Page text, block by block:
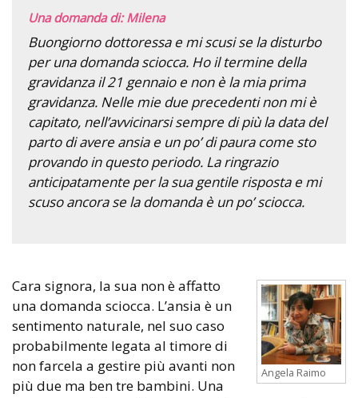
Una domanda di: Milena
Buongiorno dottoressa e mi scusi se la disturbo
per una domanda sciocca. Ho il termine della
gravidanza il 21 gennaio e non è la mia prima
gravidanza. Nelle mie due precedenti non mi è
capitato, nell’avvicinarsi sempre di più la data del
parto di avere ansia e un po’ di paura come sto
provando in questo periodo. La ringrazio
anticipatamente per la sua gentile risposta e mi
scuso ancora se la domanda è un po’ sciocca.
Angela Raimo
Cara signora, la sua non è affatto
una domanda sciocca. L’ansia è un
sentimento naturale, nel suo caso
probabilmente legata al timore di
non farcela a gestire più avanti non
più due ma ben tre bambini. Una